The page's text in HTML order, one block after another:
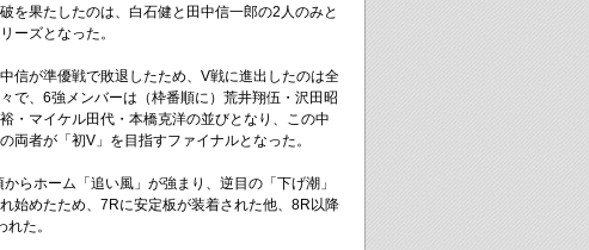
を果たしたのは、白石健と田中信一郎の2人のみと
ーズとなった。
信が準優戦で敗退したため、V戦に進出したのは全
で、6強メンバーは（枠番順に）荒井翔伍・沢田昭
・マイケル田代・本橋克洋の並びとなり、この中
両者が「初V」を目指すファイナルとなった。
らホーム「追い風」が強まり、逆目の「下げ潮」
始めたため、7Rに安定板が装着された他、8R以降
た。